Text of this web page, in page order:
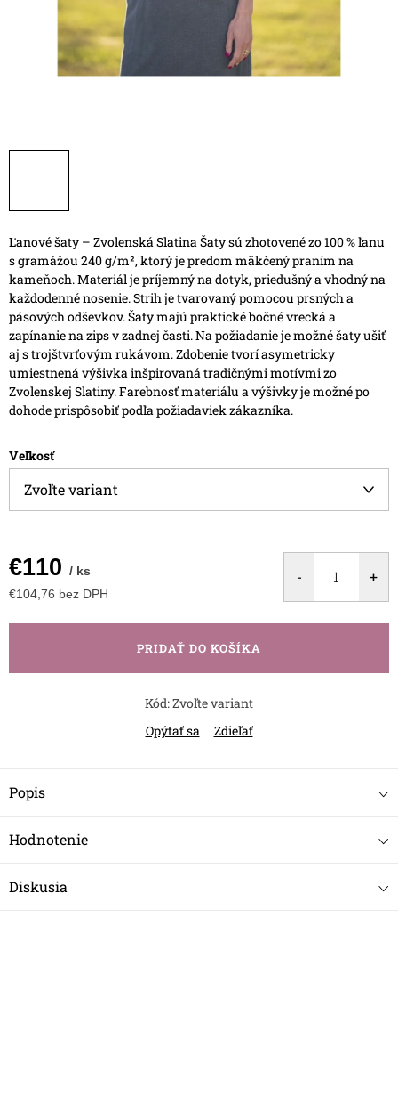
Ľanové šaty – Zvolenská Slatina Šaty sú zhotovené zo 100 % ľanu
s gramážou 240 g/m², ktorý je predom mäkčený praním na
kameňoch. Materiál je príjemný na dotyk, priedušný a vhodný na
každodenné nosenie.Strih je tvarovaný pomocou prsných a
pásových odševkov. Šaty majú praktické bočné vrecká a
zapínanie na zips v zadnej časti.Na požiadanie je možné šaty ušiť
aj s trojštvrťovým rukávom.Zdobenie tvorí asymetricky
umiestnená výšivka inšpirovaná tradičnými motívmi zo
Zvolenskej Slatiny.Farebnosť materiálu a výšivky je možné po
dohode prispôsobiť podľa požiadaviek zákazníka.
Veľkosť
€110 / ks
€104,76 bez DPH
cena:
PRIDAŤ DO KOŠÍKA
Kód:Zvoľte variant
Opýtať sa
Zdieľať
Popis
Hodnotenie
Diskusia